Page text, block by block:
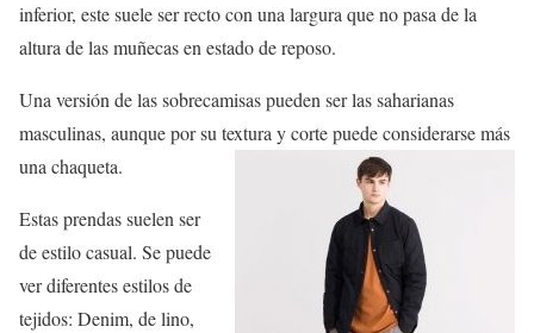
inferior, este suele ser recto con una largura que no pasa de la
altura de las muñecas en estado de reposo.
Una versión de las sobrecamisas pueden ser las saharianas
masculinas, aunque por su textura y corte puede considerarse más
una chaqueta.
Estas prendas suelen ser
de estilo casual. Se puede
ver diferentes estilos de
tejidos: Denim, de lino,